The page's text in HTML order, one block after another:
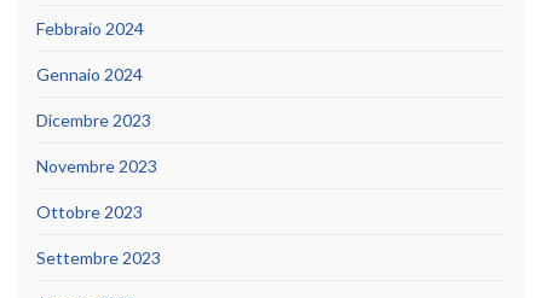
Febbraio 2024
Gennaio 2024
Dicembre 2023
Novembre 2023
Ottobre 2023
Settembre 2023